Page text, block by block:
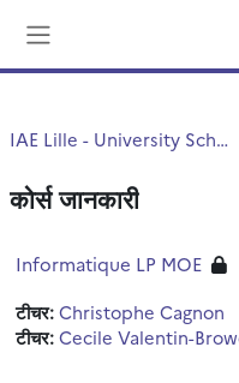
IAE Lille - University School of Management
कोर्स जानकारी
Informatique LP MOE
टीचर:Christophe Cagnon
टीचर:Cecile Valentin-